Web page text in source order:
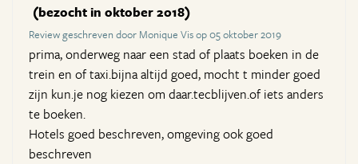
(bezocht in oktober 2018)
Review geschreven door Monique Vis op 05 oktober 2019
prima, onderweg naar een stad of plaats boeken in de
trein en of taxi.bijna altijd goed, mocht t minder goed
zijn kun.je nog kiezen om daar.tecblijven.of iets anders
te boeken.
Hotels goed beschreven, omgeving ook goed
beschreven